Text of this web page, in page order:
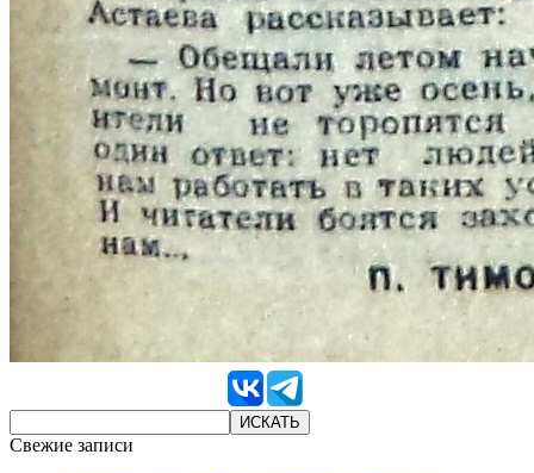
Свежие записи